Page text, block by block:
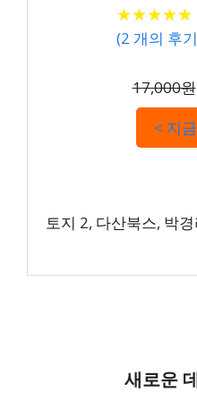
★★★★★
★★★★★
(2 개의 후
17,000원
< 지
토지 2, 다산북스, 박경
새로운